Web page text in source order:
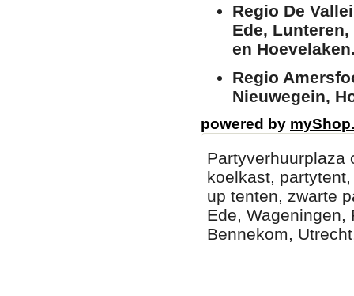
Regio De
Ede,
en
Regio
Nieuwegein,
powered by
Partyverhuurplaza
koelkast,
up tenten, zwarte
Ede, Wageningen,
Bennekom,